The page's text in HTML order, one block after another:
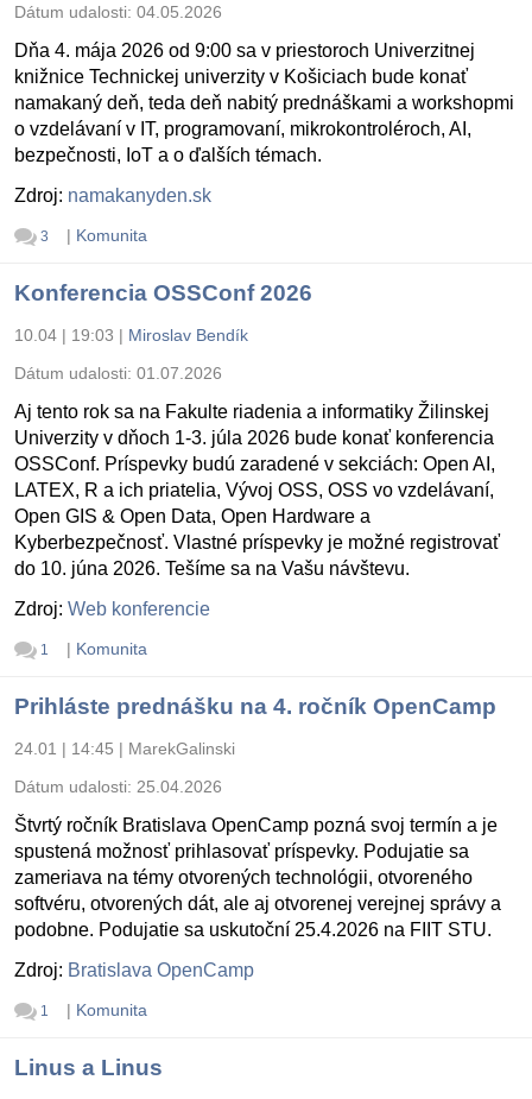
Dátum udalosti: 04.05.2026
Dňa 4. mája 2026 od 9:00 sa v priestoroch Univerzitnej
knižnice Technickej univerzity v Košiciach bude konať
namakaný deň, teda deň nabitý prednáškami a workshopmi
o vzdelávaní v IT, programovaní, mikrokontroléroch, AI,
bezpečnosti, IoT a o ďalších témach.
Zdroj: namakanyden.sk
3 | Komunita
Konferencia OSSConf 2026
10.04 | 19:03 | Miroslav Bendík
Dátum udalosti: 01.07.2026
Aj tento rok sa na Fakulte riadenia a informatiky Žilinskej
Univerzity v dňoch 1-3. júla 2026 bude konať konferencia
OSSConf. Príspevky budú zaradené v sekciách: Open AI,
LATEX, R a ich priatelia, Vývoj OSS, OSS vo vzdelávaní,
Open GIS & Open Data, Open Hardware a
Kyberbezpečnosť. Vlastné príspevky je možné registrovať
do 10. júna 2026. Tešíme sa na Vašu návštevu.
Zdroj: Web konferencie
1 | Komunita
Prihláste prednášku na 4. ročník OpenCamp
24.01 | 14:45 | MarekGalinski
Dátum udalosti: 25.04.2026
Štvrtý ročník Bratislava OpenCamp pozná svoj termín a je
spustená možnosť prihlasovať príspevky. Podujatie sa
zameriava na témy otvorených technológii, otvoreného
softvéru, otvorených dát, ale aj otvorenej verejnej správy a
podobne. Podujatie sa uskutoční 25.4.2026 na FIIT STU.
Zdroj: Bratislava OpenCamp
1 | Komunita
Linus a Linus